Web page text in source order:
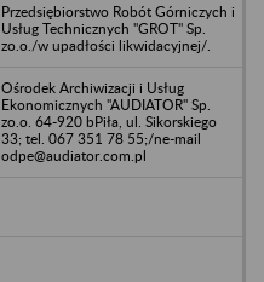
Przedsiębiorstwo Robót Górniczych i
Usług Technicznych "GROT" Sp.
zo.o./w upadłości likwidacyjnej/.
Ośrodek Archiwizacji i Usług
Ekonomicznych "AUDIATOR" Sp.
zo.o. 64-920 bPiła, ul. Sikorskiego
33; tel. 067 351 78 55;/ne-mail
odpe@audiator.com.pl